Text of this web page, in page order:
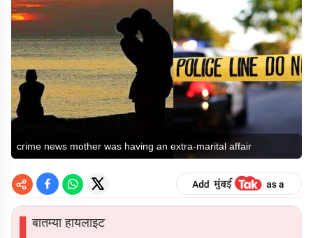
crime news mother was having an extra-marital affair
▌बातम्या हायलाइट